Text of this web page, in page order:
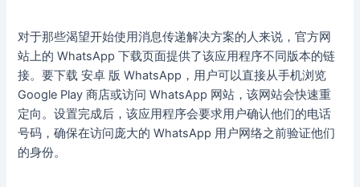
对于那些渴望开始使用消息传递解决方案的人来说，官方网
站上的 WhatsApp 下载页面提供了该应用程序不同版本的链
接。要下载 安卓 版 WhatsApp，用户可以直接从手机浏览
Google Play 商店或访问 WhatsApp 网站，该网站会快速重
定向。设置完成后，该应用程序会要求用户确认他们的电话
号码，确保在访问庞大的 WhatsApp 用户网络之前验证他们
的身份。